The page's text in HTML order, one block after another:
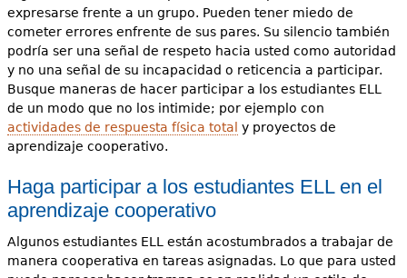
expresarse frente a un grupo. Pueden tener miedo de
cometer errores enfrente de sus pares. Su silencio también
podría ser una señal de respeto hacia usted como autoridad
y no una señal de su incapacidad o reticencia a participar.
Busque maneras de hacer participar a los estudiantes ELL
de un modo que no los intimide; por ejemplo con
actividades de respuesta física total y proyectos de
aprendizaje cooperativo.
Haga participar a los estudiantes ELL en el
aprendizaje cooperativo
Algunos estudiantes ELL están acostumbrados a trabajar de
manera cooperativa en tareas asignadas. Lo que para usted